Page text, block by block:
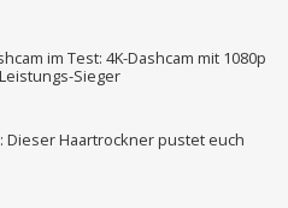
im Test: 4K-Dashcam mit 1080p
Sieger
Dieser Haartrockner pustet euch